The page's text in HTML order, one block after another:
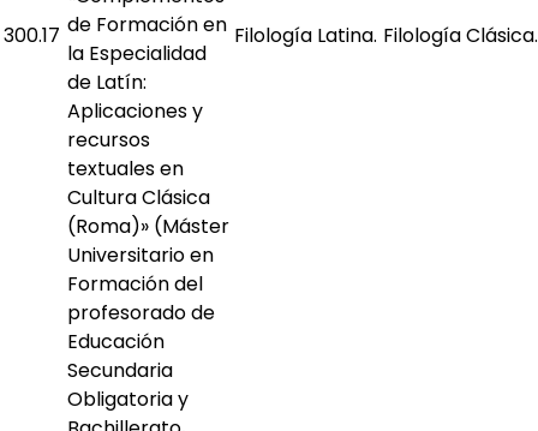
300.17 de Formación en
la Especialidad
de Latín:
Aplicaciones y
recursos
textuales en
Cultura Clásica
(Roma)» (Máster
Universitario en
Formación del
profesorado de
Educación
Secundaria
Obligatoria y
Filología Latina. Filología Clásica.